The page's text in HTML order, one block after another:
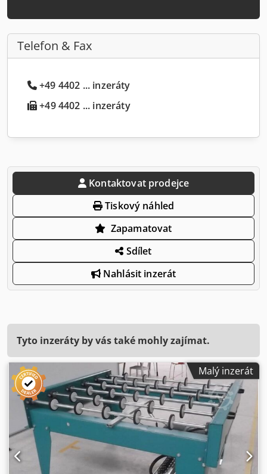
Telefon & Fax
+49 4402 ... inzeráty
+49 4402 ... inzeráty
Kontaktovat prodejce
Tiskový náhled
Zapamatovat
Sdílet
Nahlásit inzerát
Tyto inzeráty by vás také mohly zajímat.
Malý inzerát